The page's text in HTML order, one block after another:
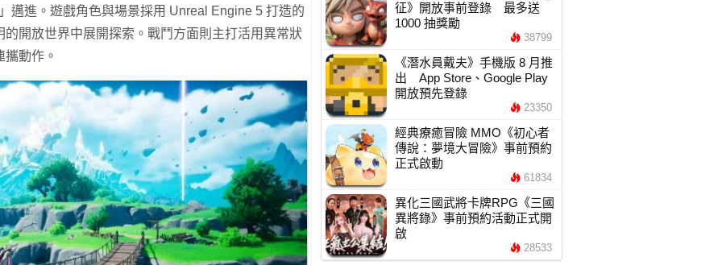
邁進。遊戲角色與場景採用 Unreal Engine 5 打造的
開放世界中展開探索。戰鬥方面則主打活用異常狀
動作。
征》開放事前登錄 最多送
1000 抽獎勵
38799
《潛水員戴夫》手機版 8 月推
出 App Store、Google Play
開放預先登錄
23350
經典療癒冒險 MMO《初心者
傳說：夢境大冒險》事前預約
正式啟動
61834
異化三國武將卡牌RPG《三國
異將錄》事前預約活動正式開
啟
28533